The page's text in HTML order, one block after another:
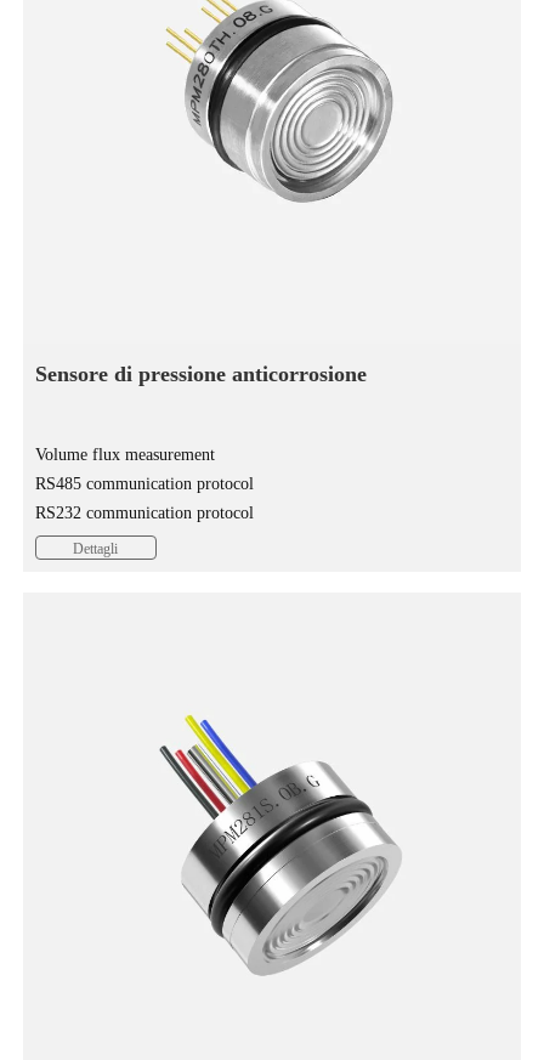
Sensore di pressione anticorrosione
Volume flux measurement
RS485 communication protocol
RS232 communication protocol
Dettagli